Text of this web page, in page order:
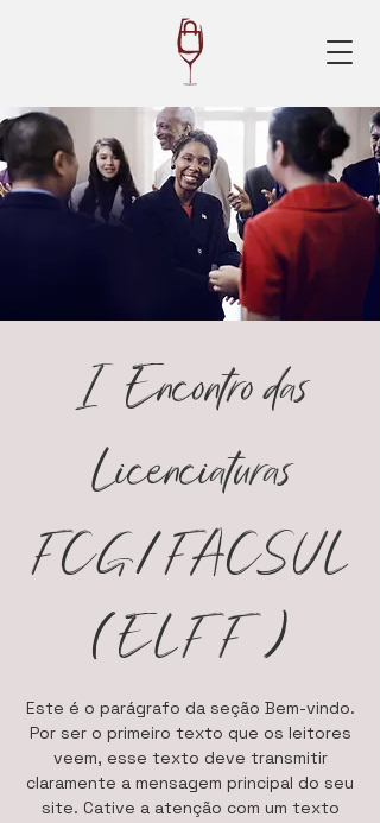
I Encontro das
Licenciaturas
FCG/FACSUL
(ELFF)
Este é o parágrafo da seção Bem-vindo.
Por ser o primeiro texto que os leitores
veem, esse texto deve transmitir
claramente a mensagem principal do seu
site. Cative a atenção com um texto